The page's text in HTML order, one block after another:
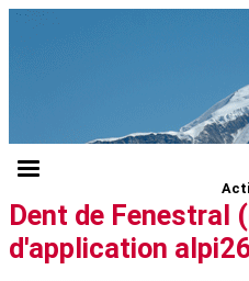
Dent de Fenestral
d'application